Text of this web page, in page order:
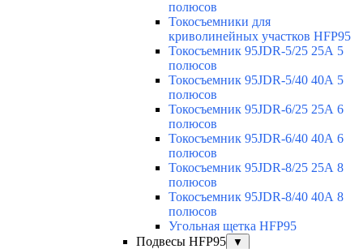
полюсов
Токосъемники для
криволинейных участков HFP95
Токосъемник 95JDR-5/25 25А 5
полюсов
Токосъемник 95JDR-5/40 40А 5
полюсов
Токосъемник 95JDR-6/25 25А 6
полюсов
Токосъемник 95JDR-6/40 40А 6
полюсов
Токосъемник 95JDR-8/25 25А 8
полюсов
Токосъемник 95JDR-8/40 40А 8
полюсов
Угольная щетка HFP95
Подвесы HFP95
▼